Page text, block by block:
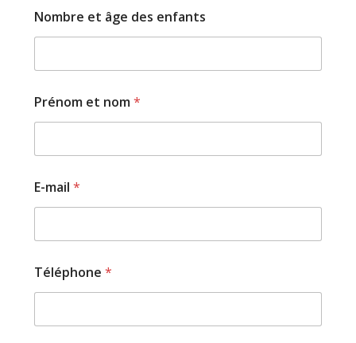
g
e
t
n
f
a
t
Nombre et âge des enfants
Prénom et nom*
E-mail *
Téléphone *